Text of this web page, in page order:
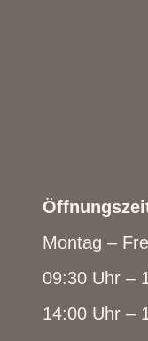
Montag –
09:30 Uhr –
14:00 Uhr –